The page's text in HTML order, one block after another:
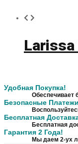
Удобная Покупка!
Обеспечивает
Безопасные
Бесплатная
Бесплатная
Гарантия 2 Года!
Мы даем 2-ух